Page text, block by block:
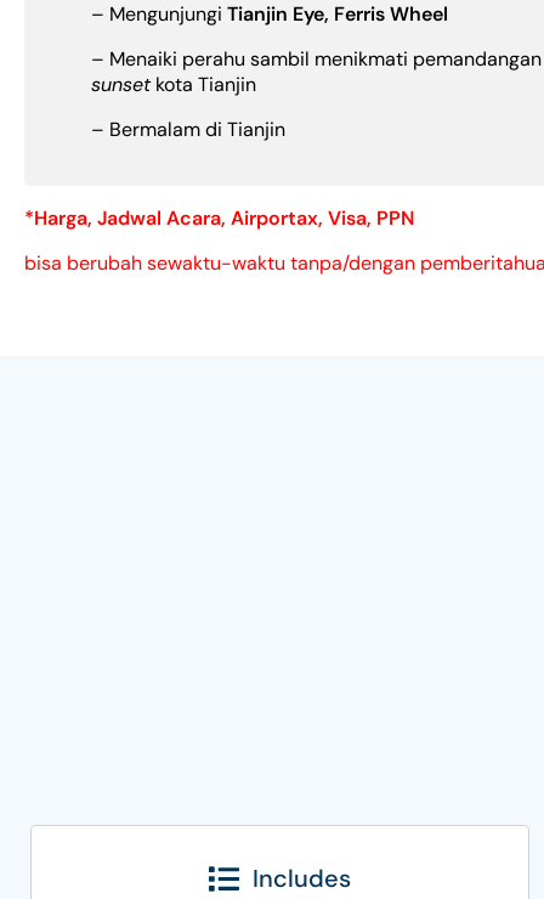
– Mengunjungi Tianjin Eye, Ferris Wheel
– Menaiki perahu sambil menikmati pemandangan
sunsetkota Tianjin
– Bermalam di Tianjin
*Harga, Jadwal Acara, Airportax, Visa, PPN
bisa berubah sewaktu-waktu tanpa/dengan
Includes